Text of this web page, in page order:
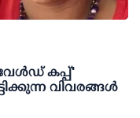
വേള്‍ഡ് കപ്പ്'
വിവരങ്ങള്‍